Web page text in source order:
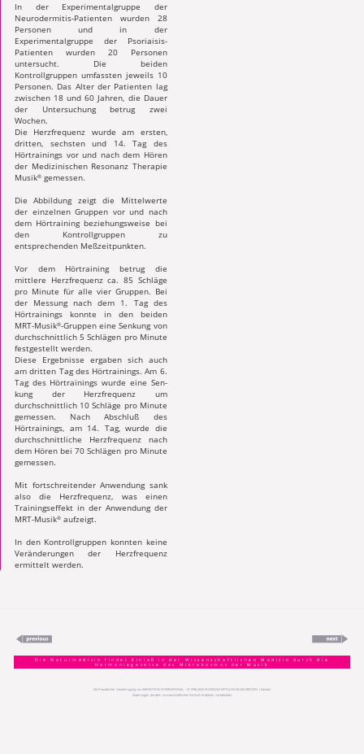
In der Experimentalgruppe der
Neurodermitis-Patienten wurden 28
Personen und in der
Experimentalgruppe der Psoriaisis-
Patienten wurden 20 Personen
untersucht. Die beiden
Kontrollgruppen umfassten jeweils 10
Personen. Das Alter der Patienten lag
zwischen 18 und 60 Jahren, die Dauer
der Untersuchung betrug zwei
Wochen.
Die Herzfrequenz wurde am ersten,
dritten, sechsten und 14. Tag des
Hörtrainings vor und nach dem Hören
der Medizinischen Resonanz Therapie
Musik®gemessen.
Die Abbildung zeigt die Mittelwerte
der einzelnen Gruppen vor und nach
dem Hörtraining beziehungsweise bei
den Kontrollgruppen zu
entsprechenden Meßzeitpunkten.
Vor dem Hörtraining betrug die
mittlere Herz­frequenz ca. 85 Schläge
pro Minute für alle vier Gruppen. Bei
der Messung nach dem 1. Tag des
Hörtrainings konnte in den beiden
MRT-Musik®-Gruppen eine Senkung von
durch­schnitt­lich 5 Schlägen pro Minute
festgestellt werden.
Diese Ergebnisse ergaben sich auch
am dritten Tag des Hörtrainings. Am 6.
Tag des Hör­trainings wurde eine Sen­
kung der Herzfrequenz um
durchschnittlich 10 Schläge pro Minute
gemessen. Nach Abschluß des
Hörtrainings, am 14. Tag, wurde die
durchschnittliche Herzfrequenz nach
dem Hören bei 70 Schlägen pro Minute
gemessen.
Mit fortschreitender Anwendung sank
also die Herz­frequenz, was einen
Trainingseffekt in der Anwendung der
MRT-Musik®aufzeigt.
In den Kontrollgruppen konnten keine
Veränderungen der Herzfrequenz
ermittelt werden.
Die Naturmedizin findet Einlaß in der Wissenschaftlichen Medizin durch die
Harmoniegesetze des Mikrokosmos der Musik
Mit freundlicher Genehmigung von AAR EDITION INTERNATIONAL – © 1998- 2026 WISSENSCHAFTLICHE MUSIK MEDIZIN | Kontakt
Änderungen, die dem wissenschaftlichen Fortschritt dienen, vorbehalten.